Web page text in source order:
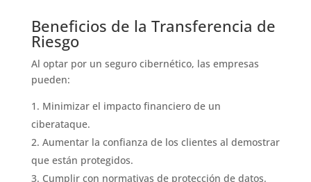
Beneficios de la Transferencia de
Riesgo
Al optar por un seguro cibernético, las empresas
pueden:
Minimizar el impacto financiero de un
ciberataque.
Aumentar la confianza de los clientes al demostrar
que están protegidos.
Cumplir con normativas de protección de datos.